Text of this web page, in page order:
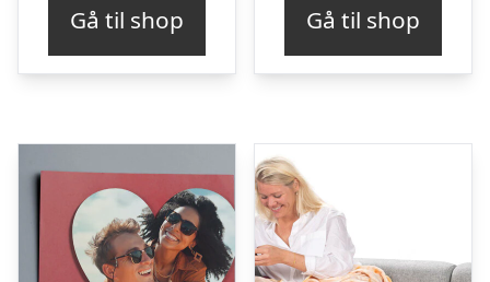
Gå til shop Gå til shop